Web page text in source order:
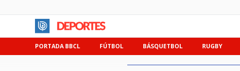
PORTADA BBCL FÚTBOL BÁSQUETBOL RUGBY